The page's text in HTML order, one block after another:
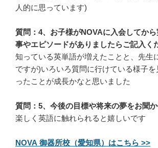
人的に思っています)
質問：4、お子様がNOVAに入会してか
事やエピソードがありましたらご記入く
知っている英単語が増えたことと、先生
ですが)いろいろ質問に行けている様子
ったことが成長かなと思いました
質問：5、今後の目標や将来の夢をお聞か
楽しく英語に触れられると嬉しいです
NOVA 御器所校（愛知県）はこちら >>